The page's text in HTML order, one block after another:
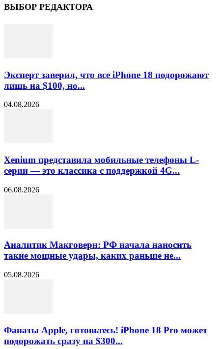
ВЫБОР РЕДАКТОРА
Эксперт заверил, что все iPhone 18 подорожают
лишь на $100, но...
04.08.2026
Xenium представила мобильные телефоны L-
серии — это классика с поддержкой 4G...
06.08.2026
Аналитик Макговерн: РФ начала наносить
такие мощные удары, каких раньше не...
05.08.2026
Фанаты Apple, готовьтесь! iPhone 18 Pro может
подорожать сразу на $300...